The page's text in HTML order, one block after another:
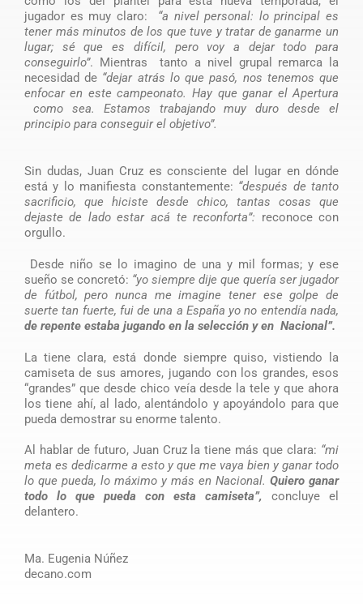
jugador es muy claro:
“a nivel personal: lo principal es
tener más minutos de los que tuve y tratar de ganarme un
lugar; sé que es difícil, pero voy a dejar todo para
conseguirlo”. Mientras tanto a nivel grupal remarca la
necesidad de “dejar atrás lo que pasó, nos tenemos que
enfocar en este campeonato. Hay que ganar el Apertura
como sea. Estamos trabajando muy duro desde el
principio para conseguir el objetivo”.
Sin dudas, Juan Cruz es consciente del lugar en dónde
está y lo manifiesta constantemente: “después de tanto
sacrificio, que hiciste desde chico, tantas cosas que
dejaste de lado estar acá te reconforta”: reconoce con
orgullo.
Desde niño se lo imagino de una y mil formas; y ese
sueño se concretó: “yo siempre dije que quería ser jugador
de fútbol, pero nunca me imagine tener ese golpe de
suerte tan fuerte, fui de una a España yo no entendía nada,
de repente estaba jugando en la selección y en Nacional”.
La tiene clara, está donde siempre quiso, vistiendo la
camiseta de sus amores, jugando con los grandes, esos
“grandes” que desde chico veía desde la tele y que ahora
los tiene ahí, al lado, alentándolo y apoyándolo para que
pueda demostrar su enorme talento.
Al hablar de futuro, Juan Cruz la tiene más que clara: “mi
meta es dedicarme a esto y que me vaya bien y ganar todo
lo que pueda, lo máximo y más en Nacional.Quiero ganar
todo lo que pueda con esta camiseta”, concluye el
delantero.
Ma. Eugenia Núñez
decano.com